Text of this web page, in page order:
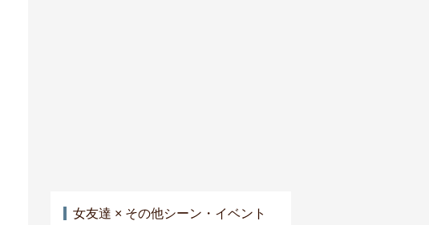
女友達 × その他シーン・イベント